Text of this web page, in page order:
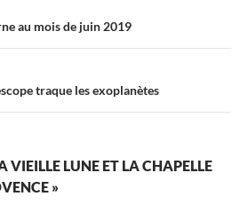
au mois de juin 2019
traque les exoplanètes
VIEILLE LUNE ET LA CHAPELLE
»